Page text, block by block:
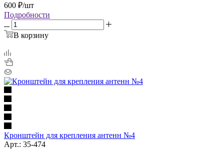
600 ₽/шт
Подробности
В корзину
Кронштейн для крепления антенн №4
Арт.: 35-474